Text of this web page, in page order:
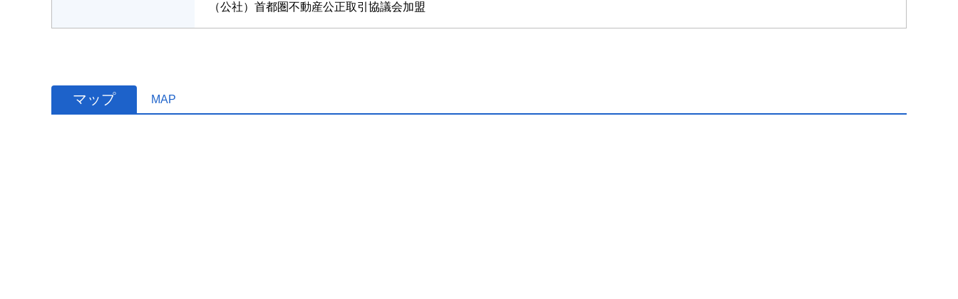
（公社）首都圏不動産公正取引協議会加盟
マップ MAP